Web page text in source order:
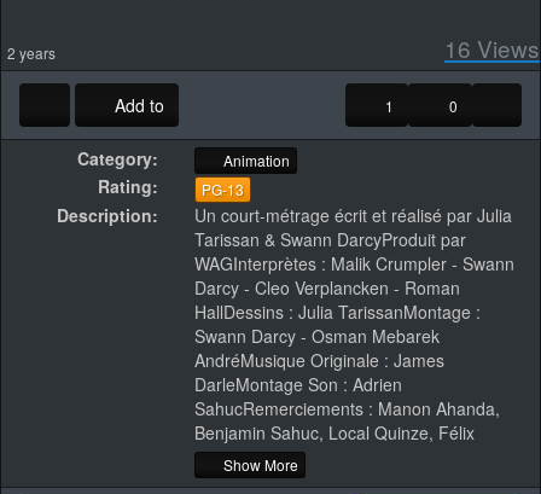
2 years 16 Views
Add to 0
1
Category: Animation
Rating: PG-13
Description:
Un court-métrage écrit et réalisé par Julia
Tarissan & Swann DarcyProduit par
WAGInterprètes : Malik Crumpler - Swann
Darcy - Cleo Verplancken - Roman
HallDessins : Julia TarissanMontage :
Swann Darcy - Osman Mebarek
AndréMusique Originale : James
DarleMontage Son : Adrien
SahucRemerciements : Manon Ahanda,
Benjamin Sahuc, Local Quinze, Félix
Rousseau & Hugo DepraiterTous droits
réservés.
Show More